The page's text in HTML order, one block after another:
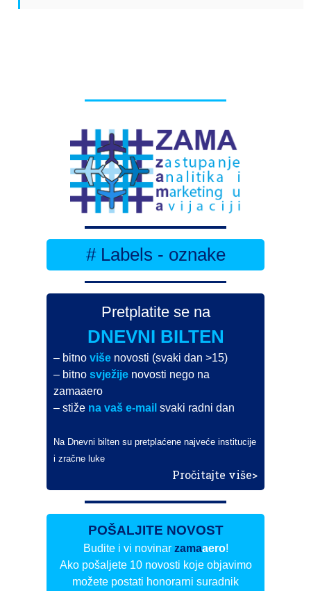
# Labels - oznake
Pretplatite se na
DNEVNI BILTEN
– bitnoviše novosti (svaki dan >15)
– bitnosvježije novosti nego na
zamaaero
– stiže na vaš e-mail svaki radni dan
Na Dnevni bilten su pretplaćene najveće institucije
i zračne luke
Pročitajte više>
POŠALJITE NOVOST
Budite i vi novinar zamaaero!
Ako pošaljete 10 novosti koje objavimo
možete postati honorarni suradnik